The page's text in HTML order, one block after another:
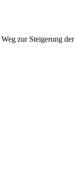
zur Steigerung der